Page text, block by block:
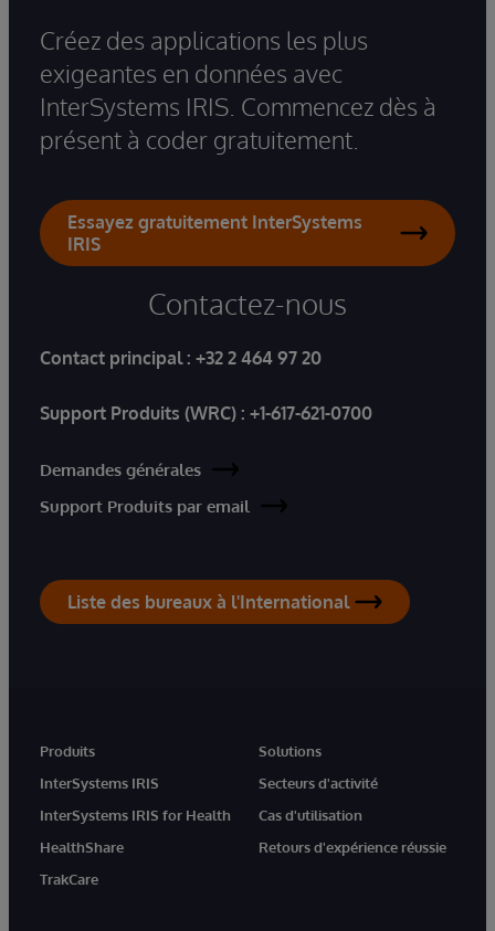
Créez des applications les plus
exigeantes en données avec
InterSystems IRIS. Commencez dès à
présent à coder gratuitement.
Essayez gratuitement InterSystems
IRIS
Contactez-nous
Contact principal : +32 2 464 97 20
Support Produits (WRC) : +1-617-621-0700
Demandes générales
Support Produits par email
Liste des bureaux à l'International
Produits
InterSystems IRIS
InterSystems IRIS for Health
HealthShare
TrakCare
Solutions
Secteurs d'activité
Cas d'utilisation
Retours d'expérience réussie